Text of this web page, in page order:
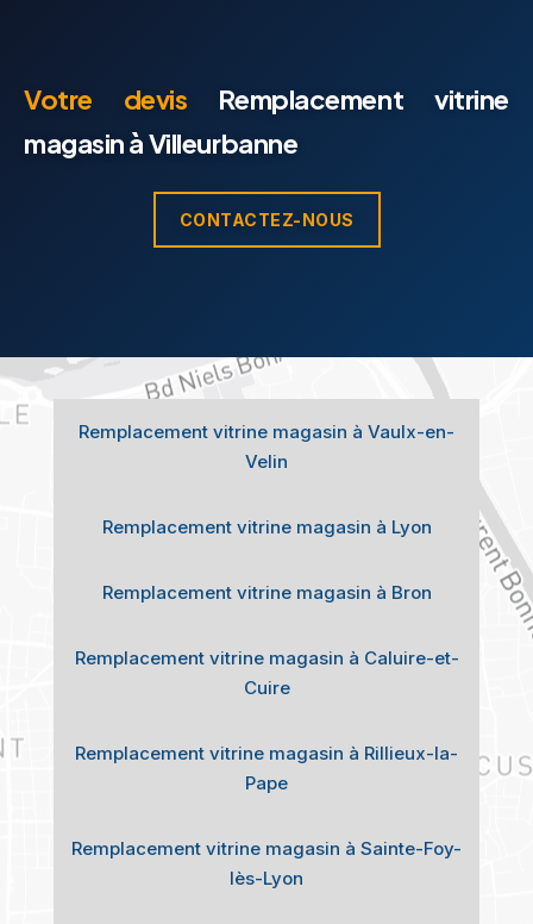
Votre devis Remplacement vitrine
magasin à Villeurbanne
CONTACTEZ-NOUS
Remplacement vitrine magasin à Vaulx-en-
Velin
Remplacement vitrine magasin à Lyon
Remplacement vitrine magasin à Bron
Remplacement vitrine magasin à Caluire-et-
Cuire
Remplacement vitrine magasin à Rillieux-la-
Pape
Remplacement vitrine magasin à Sainte-Foy-
lès-Lyon